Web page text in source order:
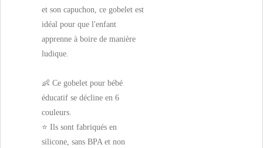
et son capuchon, ce gobelet est
idéal pour que l'enfant
apprenne à boire de manière
ludique.
👶 Ce gobelet pour bébé
éducatif se décline en 6
couleurs.
⭐ Ils sont fabriqués en
silicone, sans BPA et non